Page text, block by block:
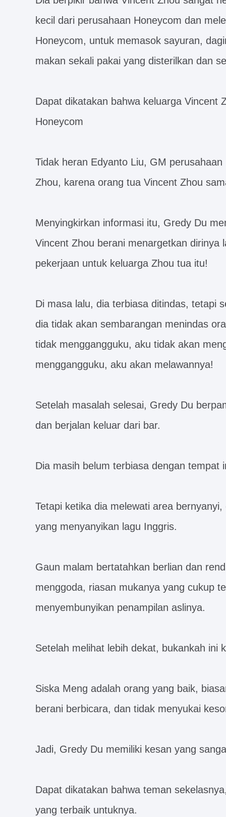
kecil dari perusahaan Honeycom dan
Honeycom, untuk memasok sayuran,
makan sekali pakai yang disterilkan dan
Dapat dikatakan bahwa keluarga Vincent
Honeycom
Tidak heran Edyanto Liu, GM
Zhou, karena orang tua Vincent Zhou
Menyingkirkan informasi itu, Gredy Du
Vincent Zhou berani menargetkan dirinya
pekerjaan untuk keluarga Zhou tua itu!
Di masa lalu, dia terbiasa ditindas, tetapi
dia tidak akan sembarangan menindas
tidak menggangguku, aku tidak akan
menggangguku, aku akan melawannya!
Setelah masalah selesai, Gredy Du
dan berjalan keluar dari bar.
Dia masih belum terbiasa dengan tempat
Tetapi ketika dia melewati area
yang menyanyikan lagu Inggris.
Gaun malam bertatahkan berlian dan
menggoda, riasan mukanya yang cukup
menyembunyikan penampilan aslinya.
Setelah melihat lebih dekat, bukankah ini
Siska Meng adalah orang yang baik,
berani berbicara, dan tidak menyukai
Jadi, Gredy Du memiliki kesan yang
Dapat dikatakan bahwa teman
yang terbaik untuknya.